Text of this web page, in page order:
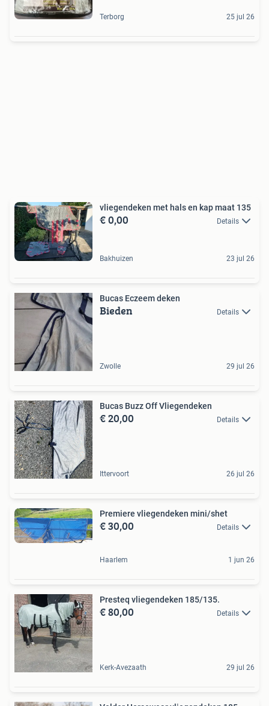
Terborg 25 jul 26
vliegendeken met hals en kap maat 135
€ 0,00 Details
Bakhuizen 23 jul 26
Bucas Eczeem deken
Bieden Details
Zwolle 29 jul 26
Bucas Buzz Off Vliegendeken
€ 20,00 Details
Ittervoort 26 jul 26
Premiere vliegendeken mini/shet
€ 30,00 Details
Haarlem 1 jun 26
Presteq vliegendeken 185/135.
€ 80,00 Details
Kerk-Avezaath 29 jul 26